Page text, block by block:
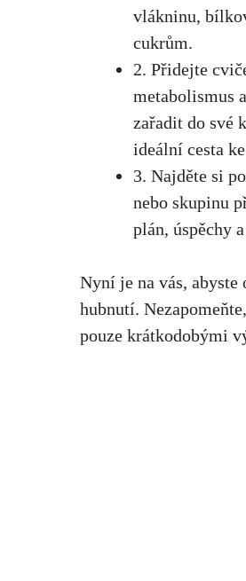
vlákninu,
cukrům.
2. Přidejte
metabolismus
zařadit do ‌své
ideální cesta
3. Najděte si
nebo skupinu
plán, úspěchy
Nyní je na vás,
hubnutí.
pouze krátkodobými